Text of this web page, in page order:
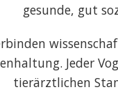
gesunde, gut
Jeder
tierärztlichen